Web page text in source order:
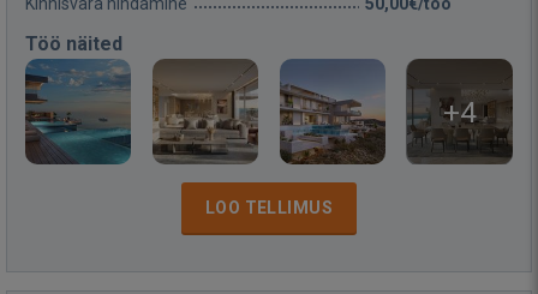
Töö näited
+4
LOO TELLIMUS